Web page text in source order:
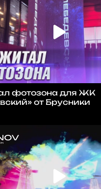
фотозона для ЖК
от Брусники